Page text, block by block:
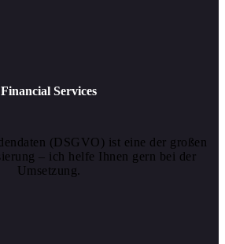
Financial Services
(DSGVO) ist eine der großen
– ich helfe Ihnen gern bei der
Umsetzung.